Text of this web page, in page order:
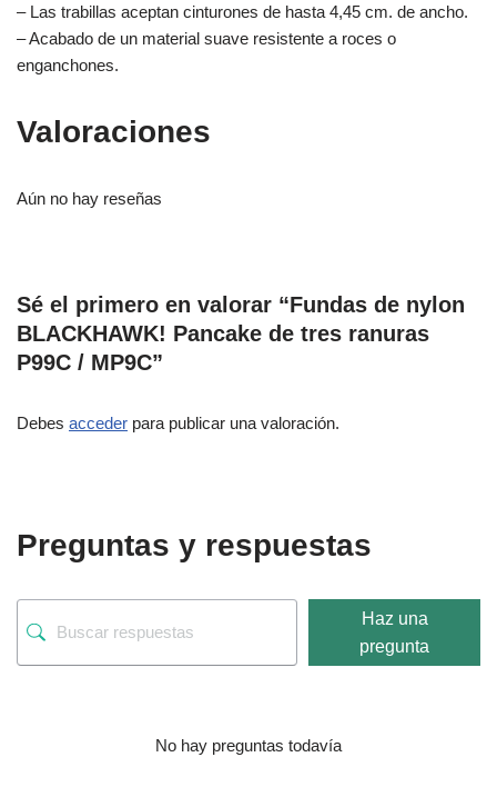
– Las trabillas aceptan cinturones de hasta 4,45 cm. de ancho.
– Acabado de un material suave resistente a roces o
enganchones.
Valoraciones
Aún no hay reseñas
Sé el primero en valorar “Fundas de nylon
BLACKHAWK! Pancake de tres ranuras
P99C / MP9C”
Debes acceder para publicar una valoración.
Preguntas y respuestas
Haz una
pregunta
No hay preguntas todavía